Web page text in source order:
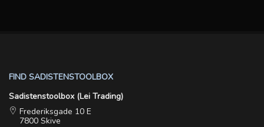
FIND SADISTENSTOOLBOX
Sadistenstoolbox (Lei Trading)
Frederiksgade 10 E
7800 Skive